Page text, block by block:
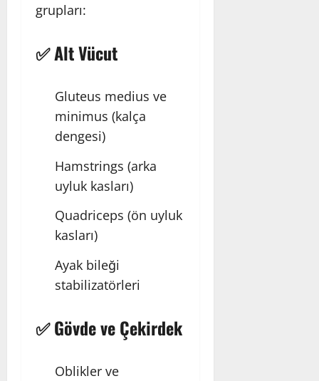
grupları:
✅ Alt Vücut
Gluteus medius ve
minimus (kalça
dengesi)
Hamstrings (arka
uyluk kasları)
Quadriceps (ön uyluk
kasları)
Ayak bileği
stabilizatörleri
✅ Gövde ve Çekirdek
Oblikler ve